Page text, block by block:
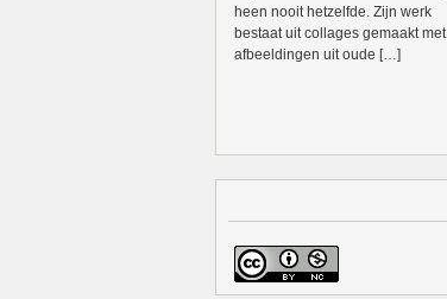
heen nooit hetzelfde. Zijn werk
bestaat uit collages gemaakt met
afbeeldingen uit oude […]